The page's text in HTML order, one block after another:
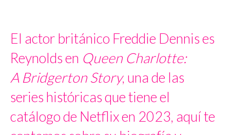
El actor británico Freddie Dennis es
Reynolds en Queen Charlotte:
A Bridgerton Story, una de las
series históricas que tiene el
catálogo de Netflix en 2023, aquí te